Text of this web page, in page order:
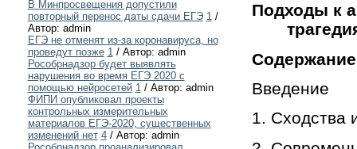
В Минпросвещения допустили
повторный перенос даты сдачи ЕГЭ 1/
Автор: admin
ЕГЭ не отменят из-за коронавируса, но
проведут позже 1/ Автор: admin
Рособрнадзор будет выявлять
нарушения во время ЕГЭ 2020 с
помощью нейросетей 1/ Автор: admin
ФИПИ опубликовал проекты
контрольных измерительных
материалов ЕГЭ-2020, существенных
изменений нет 4/ Автор: admin
Подходы к
Содержание
Введение
1. Сходства